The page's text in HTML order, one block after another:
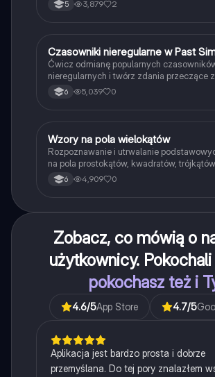
5 3,879 2
CJęzyk angielski
Czasowniki nieregularne w Past
Ćwicz odmianę popularnych
nieregularnych i twórz zdania przeczące
didn't w czasie Past Simple.
6 5,039 0
WMatematyka
Wzory na pola wielokątów
Rozpoznawanie i utrwalanie
na pola prostokątów, kwadratów,
6 4,909 0
Zobacz, co mówią o
użytkownicy.
pokochasz też i
4.6/5App Store 4.7/5
Aplikacja jest bardzo prosta i dobrze
przemyślana. Do tej pory znalazłem